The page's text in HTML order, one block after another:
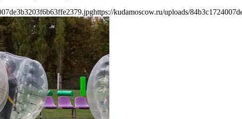
https://kudamoscow.ru/uploads/